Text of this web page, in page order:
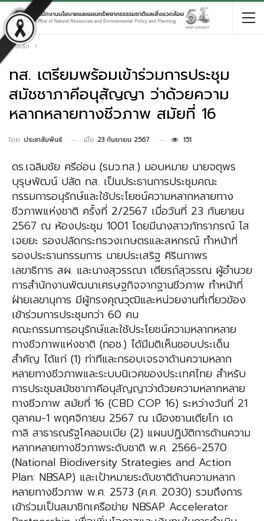
หน้าหลัก
ทส. เตรียมพร้อมเข้าร่วมการประชุม
สมัชชาภาคีอนุสัญญา ว่าด้วยความ
หลากหลายทางชีวภาพ สมัยที่ 16
โดย ประชาสัมพันธ์ เมื่อ 23 กันยายน 2567 151
ดร.เฉลิมชัย ศรีอ่อน (รมว.ทส.) มอบหมาย นายจตุพร
บุรุษพัฒน์ ปลัด ทส. เป็นประธานการประชุมคณะ
กรรมการอนุรักษ์และใช้ประโยชน์ความหลากหลายทาง
ชีวภาพแห่งชาติ ครั้งที่ 2/2567 เมื่อวันที่ 23 กันยายน
2567 ณ ห้องประชุม 1001 โดยมีนางสาวภัทราภรณ์ โส
เจยยะ รองปลัดกระทรวงเกษตรและสหกรณ์ ทำหน้าที่
รองประธานกรรมการ นายประเสริฐ ศิรินภาพร
เลขาธิการ สผ. และนางสุวรรณา เตียรถ์สุวรรณ ผู้อำนวย
การสำนักงานพัฒนาเศรษฐกิจจากฐานชีวภาพ ทำหน้าที่
ฝ่ายเลขานุการ มีผู้ทรงคุณวุฒิและหน่วยงานที่เกี่ยวข้อง
เข้าร่วมการประชุมกว่า 60 คน
คณะกรรมการอนุรักษ์และใช้ประโยชน์ความหลากหลาย
ทางชีวภาพแห่งชาติ (กอช.) ได้มีมติเห็นชอบประเด็น
สำคัญ ได้แก่ (1) ท่าทีและกรอบเจรจาด้านความหลาก
หลายทางชีวภาพและระบบนิเวศของประเทศไทย สำหรับ
การประชุมสมัชชาภาคีอนุสัญญาว่าด้วยความหลากหลาย
ทางชีวภาพ สมัยที่ 16 (CBD COP 16) ระหว่างวันที่ 21
ตุลาคม-1 พฤศจิกายน 2567 ณ เมืองซานเตียโก เด
กาลิ สาธารณรัฐโคลอมเบีย (2) แผนปฏิบัติการด้านความ
หลากหลายทางชีวภาพระดับชาติ พ.ศ. 2566-2570
(National Biodiversity Strategies and Action
Plan: NBSAP) และเป้าหมายระดับชาติด้านความหลาก
หลายทางชีวภาพ พ.ศ. 2573 (ค.ศ. 2030) รวมถึงการ
เข้าร่วมเป็นสมาชิกเครือข่าย NBSAP Accelerator